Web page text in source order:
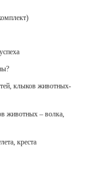
клыков животных-
животных – волка,
креста